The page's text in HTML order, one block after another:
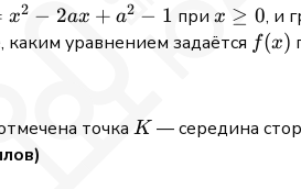
x2 − 2ax + a2 − 1 приx
\geq
x ≥ 0, и
каким уравнением задаётся f(x)
f(x)
точка K
K— середина